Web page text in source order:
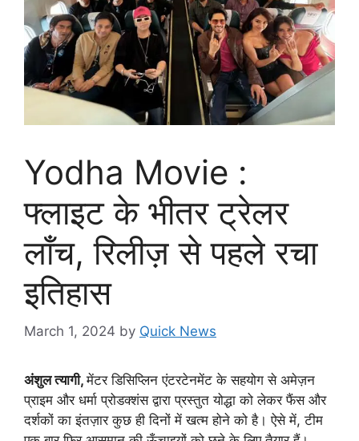
Yodha Movie :
फ्लाइट के भीतर ट्रेलर
लॉंच, रिलीज़ से पहले रचा
इतिहास
March 1, 2024 by Quick News
अंशुल त्यागी,मेंटर डिसिप्लिन एंटरटेनमेंट के सहयोग से अमेज़न
प्राइम और धर्मा प्रोडक्शंस द्वारा प्रस्तुत योद्धा को लेकर फैंस और
दर्शकों का इंतज़ार कुछ ही दिनों में खत्म होने को है। ऐसे में, टीम